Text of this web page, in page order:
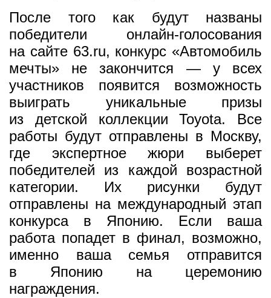
После того как будут названы
победители онлайн-голосования
на сайте 63.ru, конкурс «Автомобиль
мечты» не закончится — у всех
участников появится возможность
выиграть уникальные призы
из детской коллекции Toyota. Все
работы будут отправлены в Москву,
где экспертное жюри выберет
победителей из каждой возрастной
категории. Их рисунки будут
отправлены на международный этап
конкурса в Японию. Если ваша
работа попадет в финал, возможно,
именно ваша семья отправится
в Японию на церемонию
награждения.